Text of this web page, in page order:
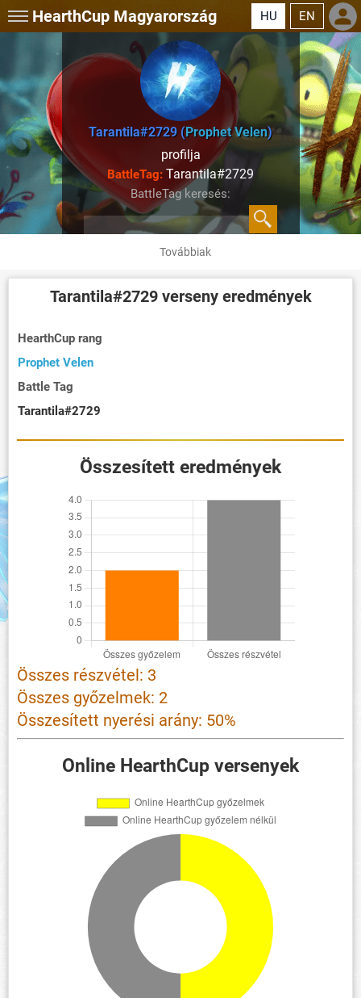
HearthCup Magyarország HU EN
Tarantila#2729 (Prophet Velen)
profilja
BattleTag: Tarantila#2729
BattleTag keresés:
Továbbiak
Tarantila#2729verseny eredmények
HearthCup rang
Prophet Velen
Battle Tag
Tarantila#2729
Összesített eredmények
Összes részvétel: 3
Összes győzelmek: 2
Összesített nyerési arány: 50%
Online HearthCup versenyek